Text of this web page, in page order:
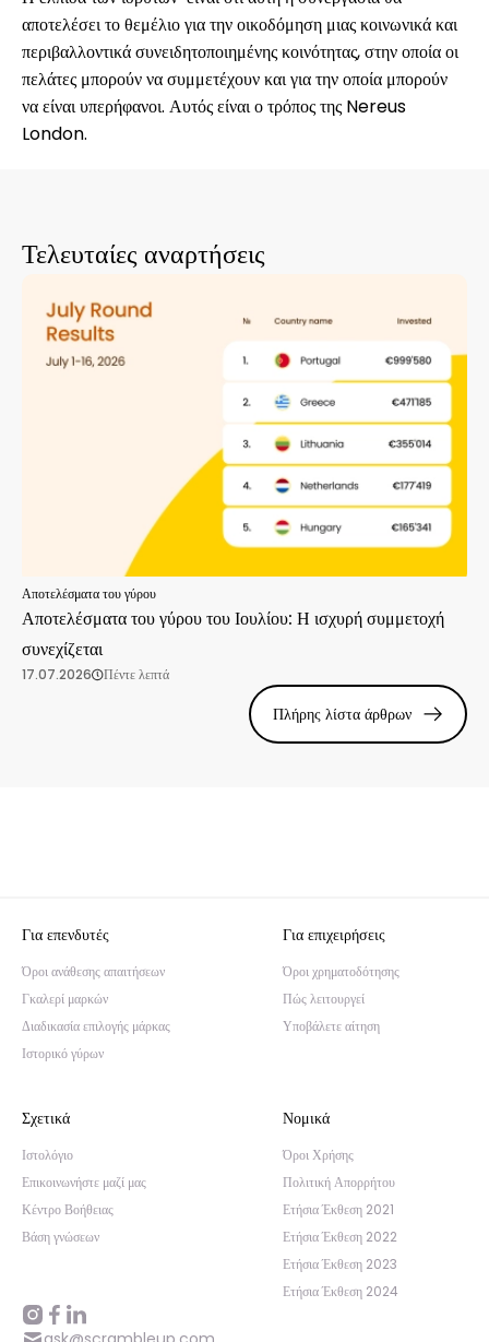
αποτελέσει το θεμέλιο για την οικοδόμηση μιας κοινωνικά και
περιβαλλοντικά συνειδητοποιημένης κοινότητας, στην οποία οι
πελάτες μπορούν να συμμετέχουν και για την οποία μπορούν
να είναι υπερήφανοι. Αυτός είναι ο τρόπος της Nereus
London.
Τελευταίες αναρτήσεις
Αποτελέσματα του γύρου
Αποτελέσματα του γύρου του Ιουλίου: Η ισχυρή συμμετοχή
συνεχίζεται
17.07.2026 Πέντε λεπτά
Πλήρης λίστα άρθρων
Για επενδυτές
Όροι ανάθεσης απαιτήσεων
Γκαλερί μαρκών
Διαδικασία επιλογής μάρκας
Ιστορικό γύρων
Για επιχειρήσεις
Όροι χρηματοδότησης
Πώς λειτουργεί
Υποβάλετε αίτηση
Σχετικά
Ιστολόγιο
Επικοινωνήστε μαζί μας
Κέντρο Βοήθειας
Βάση γνώσεων
Νομικά
Όροι Χρήσης
Πολιτική Απορρήτου
Ετήσια Έκθεση 2021
Ετήσια Έκθεση 2022
Ετήσια Έκθεση 2023
Ετήσια Έκθεση 2024